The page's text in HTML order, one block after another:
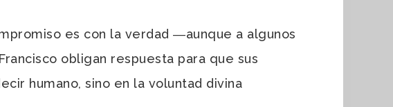
es con la verdad ―aunque a algunos
obligan respuesta para que sus
humano, sino en la voluntad divina